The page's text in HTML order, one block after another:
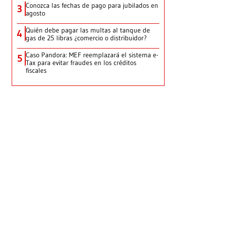
3 Conozca las fechas de pago para jubilados en
agosto
4 Quién debe pagar las multas al tanque de
gas de 25 libras ¿comercio o distribuidor?
5 Caso Pandora: MEF reemplazará el sistema e-
Tax para evitar fraudes en los créditos
fiscales